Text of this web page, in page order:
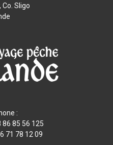
Co. Sligo
:
86 85 56 125
71 78 12 09